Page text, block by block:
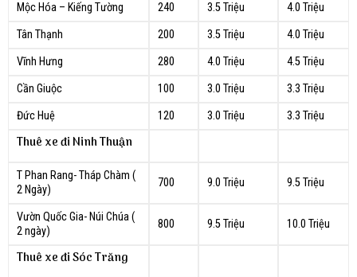
Mộc Hóa – Kiếng Tường
240 3.5 Triệu
4.0 Triệu
Tân Thạnh
200 3.5 Triệu
4.0 Triệu
Vĩnh Hưng
280 4.0 Triệu
4.5 Triệu
Cần Giuộc
100 3.0 Triệu
3.3 Triệu
Đức Huệ
120 3.0 Triệu 3.3 Triệu
Thuê xe đi Ninh Thuận
T Phan Rang- Tháp Chàm (
2 Ngày)
700 9.0 Triệu 9.5 Triệu
Vườn Quốc Gia- Núi Chúa (
2 ngày)
800 9.5 Triệu 10.0 Triệu
Thuê xe đi Sóc Trăng